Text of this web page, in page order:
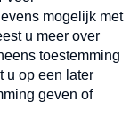
onze
in uw